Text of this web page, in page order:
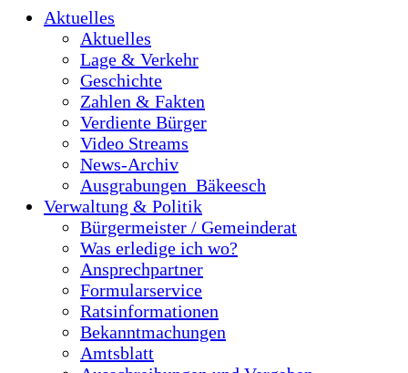
Aktuelles
Aktuelles
Lage & Verkehr
Geschichte
Zahlen & Fakten
Verdiente Bürger
Video Streams
News-Archiv
Ausgrabungen_Bäkeesch
Verwaltung & Politik
Bürgermeister / Gemeinderat
Was erledige ich wo?
Ansprechpartner
Formularservice
Ratsinformationen
Bekanntmachungen
Amtsblatt